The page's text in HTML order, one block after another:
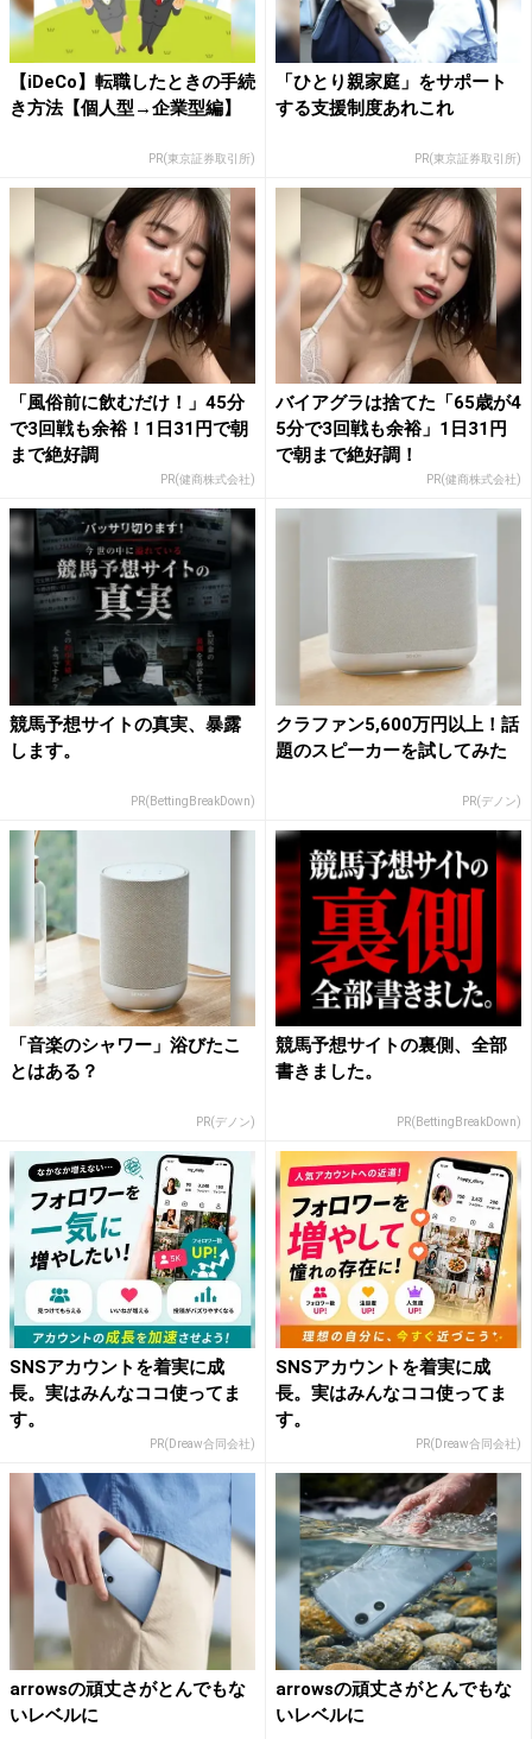
【iDeCo】転職したときの手続
き方法【個人型→企業型編】
PR(東京証券取引所)
「ひとり親家庭」をサポート
する支援制度あれこれ
PR(東京証券取引所)
「風俗前に飲むだけ！」45分
で3回戦も余裕！1日31円で朝
まで絶好調
PR(健商株式会社)
バイアグラは捨てた「65歳が4
5分で3回戦も余裕」1日31円
で朝まで絶好調！
PR(健商株式会社)
競馬予想サイトの真実、暴露
します。
PR(BettingBreakDown)
クラファン5,600万円以上！話
題のスピーカーを試してみた
PR(デノン)
「音楽のシャワー」浴びたこ
とはある？
PR(デノン)
競馬予想サイトの裏側、全部
書きました。
PR(BettingBreakDown)
SNSアカウントを着実に成
長。実はみんなココ使ってま
す。
PR(Dreaw合同会社)
SNSアカウントを着実に成
長。実はみんなココ使ってま
す。
PR(Dreaw合同会社)
arrowsの頑丈さがとんでもな
いレベルに
arrowsの頑丈さがとんでもな
いレベルに